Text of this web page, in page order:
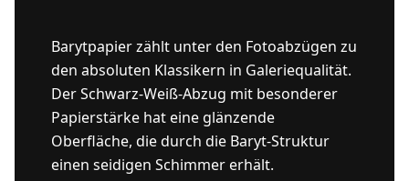
Barytpapier zählt unter den Fotoabzügen zu
den absoluten Klassikern in Galeriequalität.
Der Schwarz-Weiß-Abzug mit besonderer
Papierstärke hat eine glänzende
Oberfläche, die durch die Baryt-Struktur
einen seidigen Schimmer erhält.